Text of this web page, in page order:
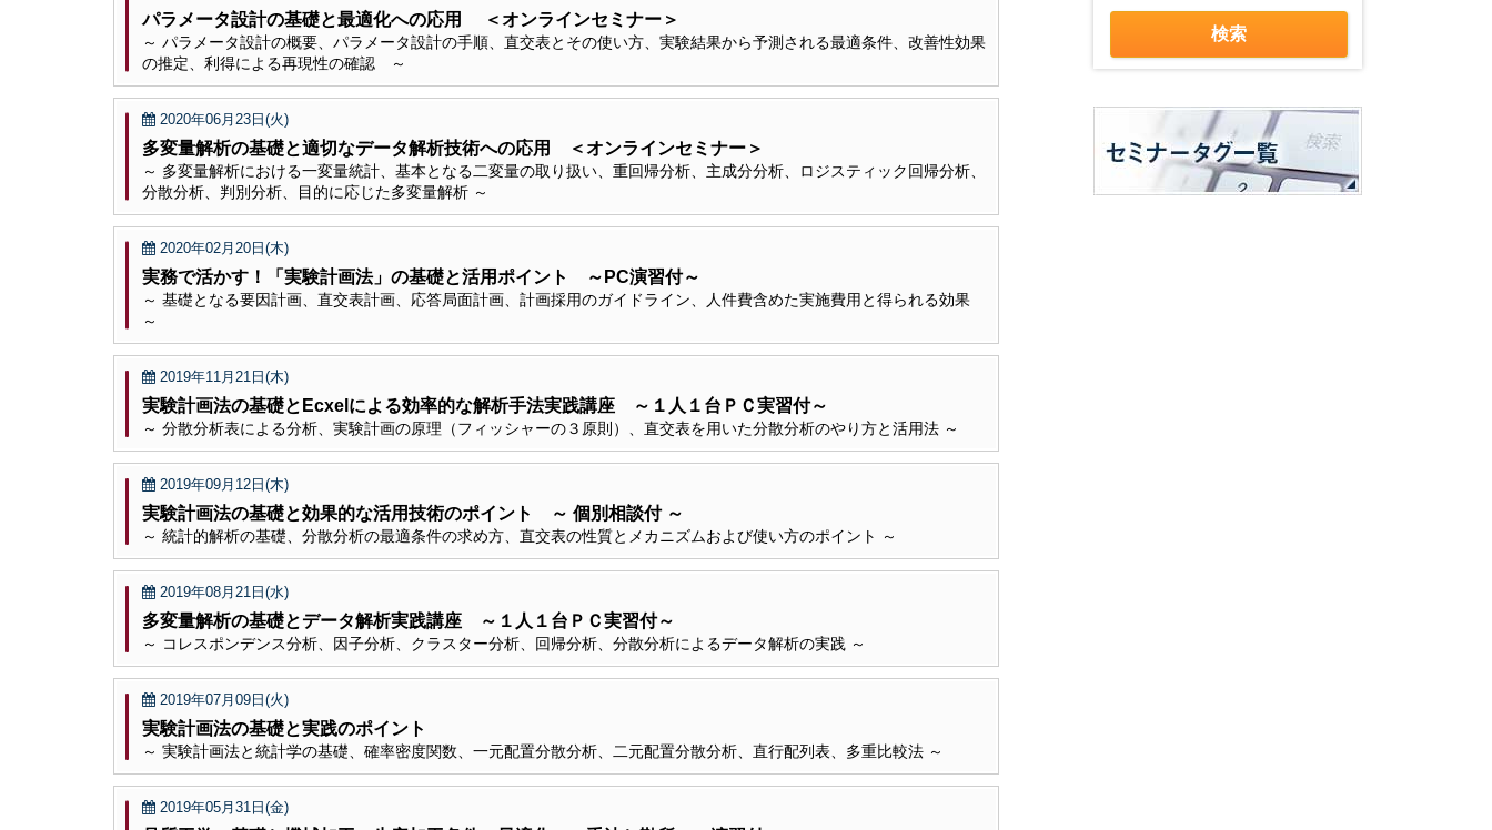
パラメータ設計の基礎と最適化への応用 ＜オンラインセミナー＞
～ パラメータ設計の概要、パラメータ設計の手順、直交表とその使い方、実験結果から予測される最適条件、改善性効果
の推定、利得による再現性の確認 ～
2020年06月23日(火)
多変量解析の基礎と適切なデータ解析技術への応用 ＜オンラインセミナー＞
～ 多変量解析における一変量統計、基本となる二変量の取り扱い、重回帰分析、主成分分析、ロジスティック回帰分析、
分散分析、判別分析、目的に応じた多変量解析 ～
2020年02月20日(木)
実務で活かす！「実験計画法」の基礎と活用ポイント ～PC演習付～
～ 基礎となる要因計画、直交表計画、応答局面計画、計画採用のガイドライン、人件費含めた実施費用と得られる効果
～
2019年11月21日(木)
実験計画法の基礎とEcxelによる効率的な解析手法実践講座 ～１人１台ＰＣ実習付～
～ 分散分析表による分析、実験計画の原理（フィッシャーの３原則）、直交表を用いた分散分析のやり方と活用法 ～
2019年09月12日(木)
実験計画法の基礎と効果的な活用技術のポイント ～ 個別相談付 ～
～ 統計的解析の基礎、分散分析の最適条件の求め方、直交表の性質とメカニズムおよび使い方のポイント ～
2019年08月21日(水)
多変量解析の基礎とデータ解析実践講座 ～１人１台ＰＣ実習付～
～ コレスポンデンス分析、因子分析、クラスター分析、回帰分析、分散分析によるデータ解析の実践 ～
2019年07月09日(火)
実験計画法の基礎と実践のポイント
～ 実験計画法と統計学の基礎、確率密度関数、一元配置分散分析、二元配置分散分析、直行配列表、多重比較法 ～
2019年05月31日(金)